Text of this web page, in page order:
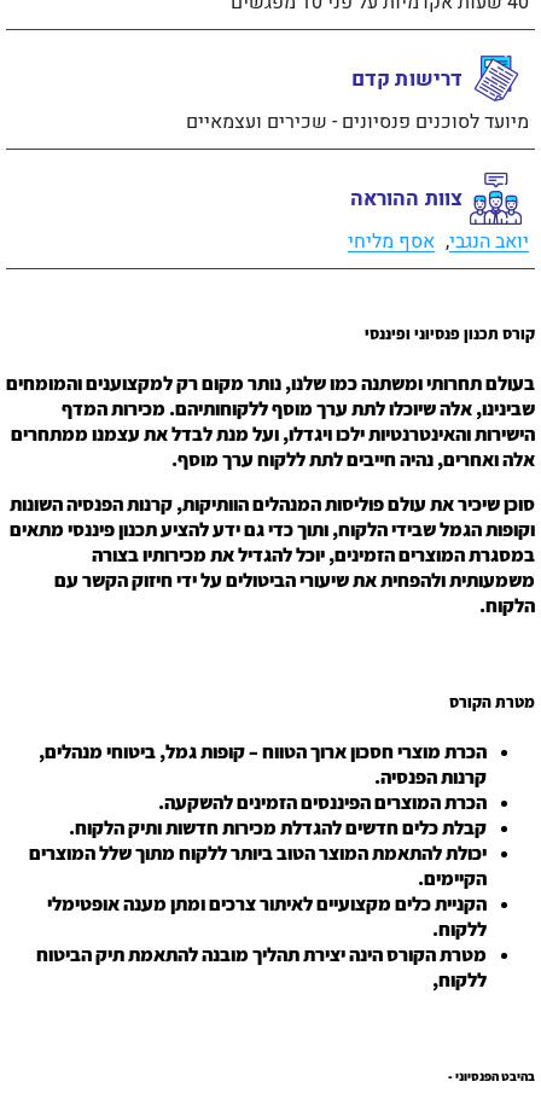
דרישות קדם
מיועד לסוכנים פנסיונים - שכירים ועצמאיים
צוות ההוראה
יואב הנגבי, אסף מליחי
קורס תכנון פנסיוני ופיננסי
בעולם תחרותי ומשתנה כמו שלנו, נותר מקום רק למקצוענים והמומחים
שבינינו, אלה שיוכלו לתת ערך מוסף ללקוחותיהם. מכירות המדף
הישירות והאינטרנטיות ילכו ויגדלו, ועל מנת לבדל את עצמנו ממתחרים
אלה ואחרים, נהיה חייבים לתת ללקוח ערך מוסף.
סוכן שיכיר את עולם פוליסות המנהלים הוותיקות, קרנות הפנסיה השונות
וקופות הגמל שבידי הלקוח, ותוך כדי גם ידע להציע תכנון פיננסי מתאים
במסגרת המוצרים הזמינים, יוכל להגדיל את מכירותיו בצורה
משמעותית ולהפחית את שיעורי הביטולים על ידי חיזוק הקשר עם
הלקוח.
מטרת הקורס
הכרת מוצרי חסכון ארוך הטווח – קופות גמל, ביטוחי מנהלים,
קרנות הפנסיה.
הכרת המוצרים הפיננסים הזמינים להשקעה.
קבלת כלים חדשים להגדלת מכירות חדשות ותיק הלקוח.
יכולת להתאמת המוצר הטוב ביותר ללקוח מתוך שלל המוצרים
הקיימים.
הקניית כלים מקצועיים לאיתור צרכים ומתן מענה אופטימלי
ללקוח.
מטרת הקורס הינה יצירת תהליך מובנה להתאמת תיק הביטוח
ללקוח,
בהיבט הפנסיוני -